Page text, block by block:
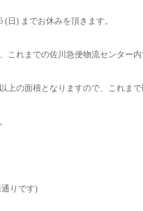
日) までお休みを頂きます。
これまでの佐川急便物流センター
の面積となりますので、これま
りです)